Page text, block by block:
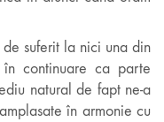
suferit la nici una din
continuare ca parte
natural de fapt ne-a
în armonie cu